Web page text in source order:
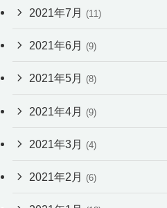
2021年7月 (11)
2021年6月 (9)
2021年5月 (8)
2021年4月 (9)
2021年3月 (4)
2021年2月 (6)